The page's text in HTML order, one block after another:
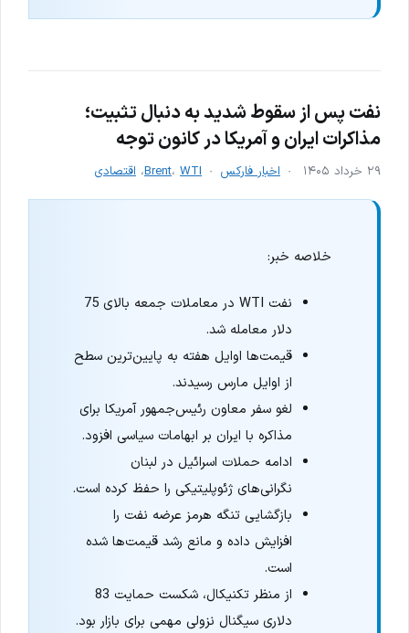
نفت پس از سقوط شدید به دنبال تثبیت؛
مذاکرات ایران و آمریکا در کانون توجه
۲۹ خرداد ۱۴۰۵ اخبار فارکس Brent، WTI ، اقتصادی
خلاصه خبر:
نفت WTI در معاملات جمعه بالای 75
دلار معامله شد.
قیمت‌ها اوایل هفته به پایین‌ترین سطح
از اوایل مارس رسیدند.
لغو سفر معاون رئیس‌جمهور آمریکا برای
مذاکره با ایران بر ابهامات سیاسی افزود.
ادامه حملات اسرائیل در لبنان
نگرانی‌های ژئوپلیتیکی را حفظ کرده است.
بازگشایی تنگه هرمز عرضه نفت را
افزایش داده و مانع رشد قیمت‌ها شده
است.
از منظر تکنیکال، شکست حمایت 83
دلاری سیگنال نزولی مهمی برای بازار بود.